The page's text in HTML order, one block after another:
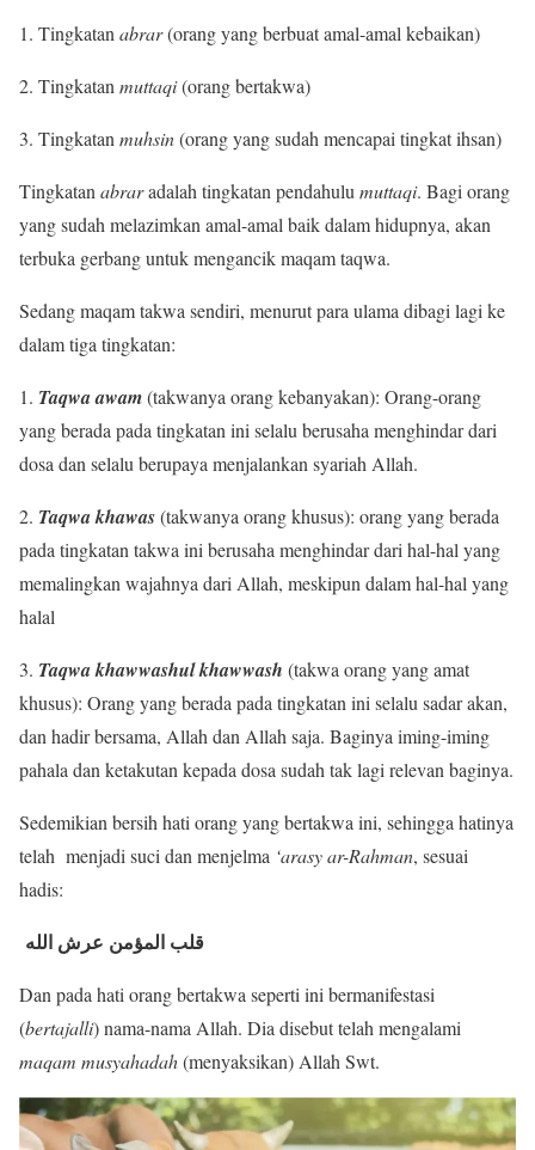
1. Tingkatan abrar(orang yang berbuat amal-amal kebaikan)
2. Tingkatan muttaqi(orang bertakwa)
3. Tingkatan muhsin(orang yang sudah mencapai tingkat ihsan)
Tingkatan abraradalah tingkatan pendahulu muttaqi. Bagi orang
yang sudah melazimkan amal-amal baik dalam hidupnya, akan
terbuka gerbang untuk mengancik maqam taqwa.
Sedang maqam takwa sendiri, menurut para ulama dibagi lagi ke
dalam tiga tingkatan:
1. Taqwa awam(takwanya orang kebanyakan): Orang-orang
yang berada pada tingkatan ini selalu berusaha menghindar dari
dosa dan selalu berupaya menjalankan syariah Allah.
2. Taqwa khawas(takwanya orang khusus): orang yang berada
pada tingkatan takwa ini berusaha menghindar dari hal-hal yang
memalingkan wajahnya dari Allah, meskipun dalam hal-hal yang
halal
3. Taqwa khawwashul khawwash (takwa orang yang amat
khusus): Orang yang berada pada tingkatan ini selalu sadar akan,
dan hadir bersama, Allah dan Allah saja. Baginya iming-iming
pahala dan ketakutan kepada dosa sudah tak lagi relevan baginya.
Sedemikian bersih hati orang yang bertakwa ini, sehingga hatinya
telah menjadi suci dan menjelma ‘arasy ar-Rahman, sesuai
hadis:
قلب المؤمن عرش الله
Dan pada hati orang bertakwa seperti ini bermanifestasi
(bertajalli) nama-nama Allah. Dia disebut telah mengalami
maqam musyahadah(menyaksikan) Allah Swt.